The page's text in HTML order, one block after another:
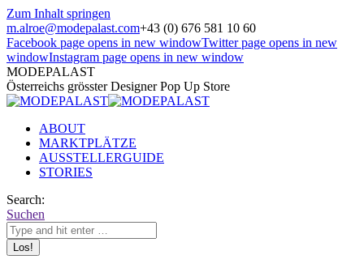
Zum Inhalt springen
m.alroe@modepalast.com+43 (0) 676 581 10 60
Facebook page opens in new windowTwitter page opens in new
windowInstagram page opens in new window
MODEPALAST
Österreichs grösster Designer Pop Up Store
ABOUT
MARKTPLÄTZE
AUSSTELLERGUIDE
STORIES
Search:
Suchen